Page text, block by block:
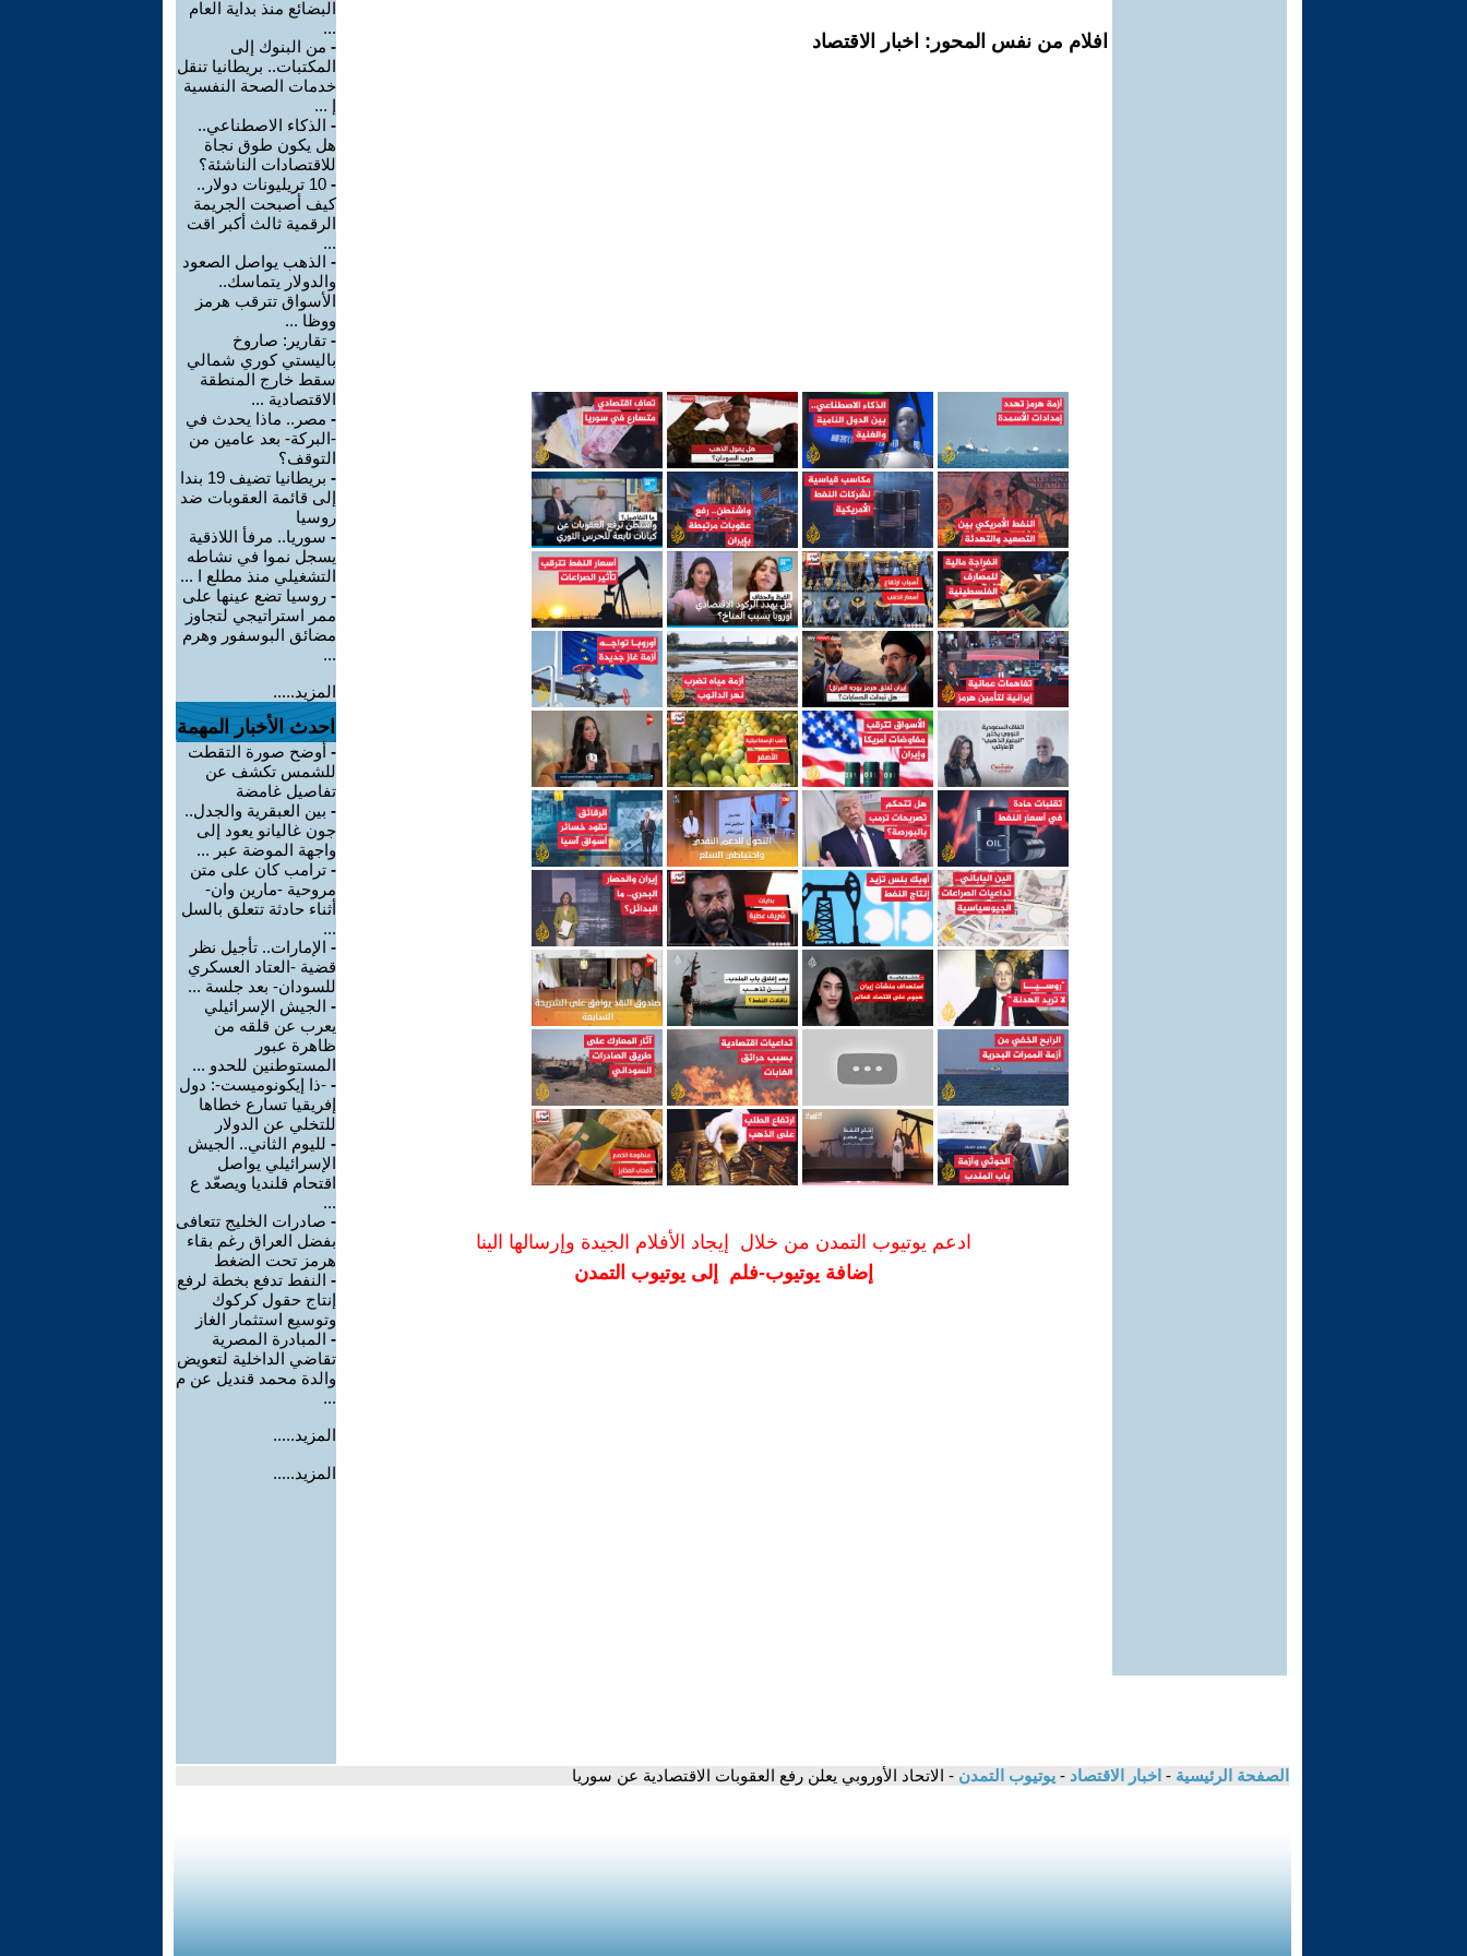
افلام من نفس المحور: اخبار الاقتصاد
ادعم يوتيوب التمدن من خلال إيجاد الأفلام الجيدة وإرسالها الينا
إضافة يوتيوب-فلم إلى يوتيوب التمدن
البضائع منذ بداية العام
...
- من البنوك إلى
المكتبات.. بريطانيا تنقل
خدمات الصحة النفسية
إ ...
- الذكاء الاصطناعي..
هل يكون طوق نجاة
للاقتصادات الناشئة؟
-
10 تريليونات دولار..
كيف أصبحت الجريمة
الرقمية ثالث أكبر اقت
...
- الذهب يواصل الصعود
والدولار يتماسك..
الأسواق تترقب هرمز
ووظا ...
- تقارير: صاروخ
باليستي كوري شمالي
سقط خارج المنطقة
الاقتصادية ...
- مصر.. ماذا يحدث في
-البركة- بعد عامين من
التوقف؟
-
بريطانيا تضيف 19 بندا
إلى قائمة العقوبات ضد
روسيا
- سوريا.. مرفأ اللاذقية
يسجل نموا في نشاطه
التشغيلي منذ مطلع ا ...
- روسيا تضع عينها على
ممر استراتيجي لتجاوز
مضائق البوسفور وهرم
...
المزيد.....
احدث الأخبار المهمة
- أوضح صورة التقطت
للشمس تكشف عن
تفاصيل غامضة
- بين العبقرية والجدل..
جون غاليانو يعود إلى
واجهة الموضة عبر ...
- ترامب كان على متن
مروحية -مارين وان-
أثناء حادثة تتعلق بالسل
...
- الإمارات.. تأجيل نظر
قضية -العتاد العسكري
للسودان- بعد جلسة ...
- الجيش الإسرائيلي
يعرب عن قلقه من
ظاهرة عبور
المستوطنين للحدو ...
- -ذا إيكونوميست-: دول
إفريقيا تسارع خطاها
للتخلي عن الدولار
- لليوم الثاني.. الجيش
الإسرائيلي يواصل
اقتحام قلنديا ويصعّد ع
...
- صادرات الخليج تتعافى
بفضل العراق رغم بقاء
هرمز تحت الضغط
- النفط تدفع بخطة لرفع
إنتاج حقول كركوك
وتوسيع استثمار الغاز
- المبادرة المصرية
تقاضي الداخلية لتعويض
والدة محمد قنديل عن م
...
المزيد.....
المزيد.....
الصفحة الرئيسية - اخبار الاقتصاد - يوتيوب التمدن - الاتحاد الأوروبي يعلن رفع العقوبات الاقتصادية عن سوريا